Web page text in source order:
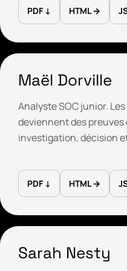
PDF ↓ HTML →
Maël Dorville
Analyste SOC junior.
deviennent des preuves
investigation, décision
PDF ↓ HTML →
Sarah Nesty